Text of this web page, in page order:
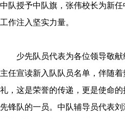
中队授予中队旗，张伟校长为新
工作注入坚实力量。
少先队员代表为各位领导敬献
主任宣读新入队队员名单，伴随
礼，这是荣誉的传递，更是使命
先锋队的一员。中队辅导员代表